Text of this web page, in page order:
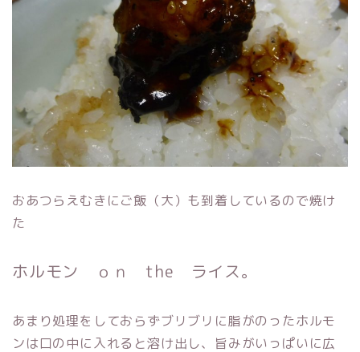
おあつらえむきにご飯（大）も到着しているので焼け
た
ホルモン ｏｎ the ライス。
あまり処理をしておらずブリブリに脂がのったホルモ
ンは口の中に入れると溶け出し、旨みがいっぱいに広